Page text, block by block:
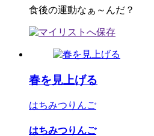
食後の運動なぁ～んだ？
春を見上げる
はちみつりんご
はちみつりんご